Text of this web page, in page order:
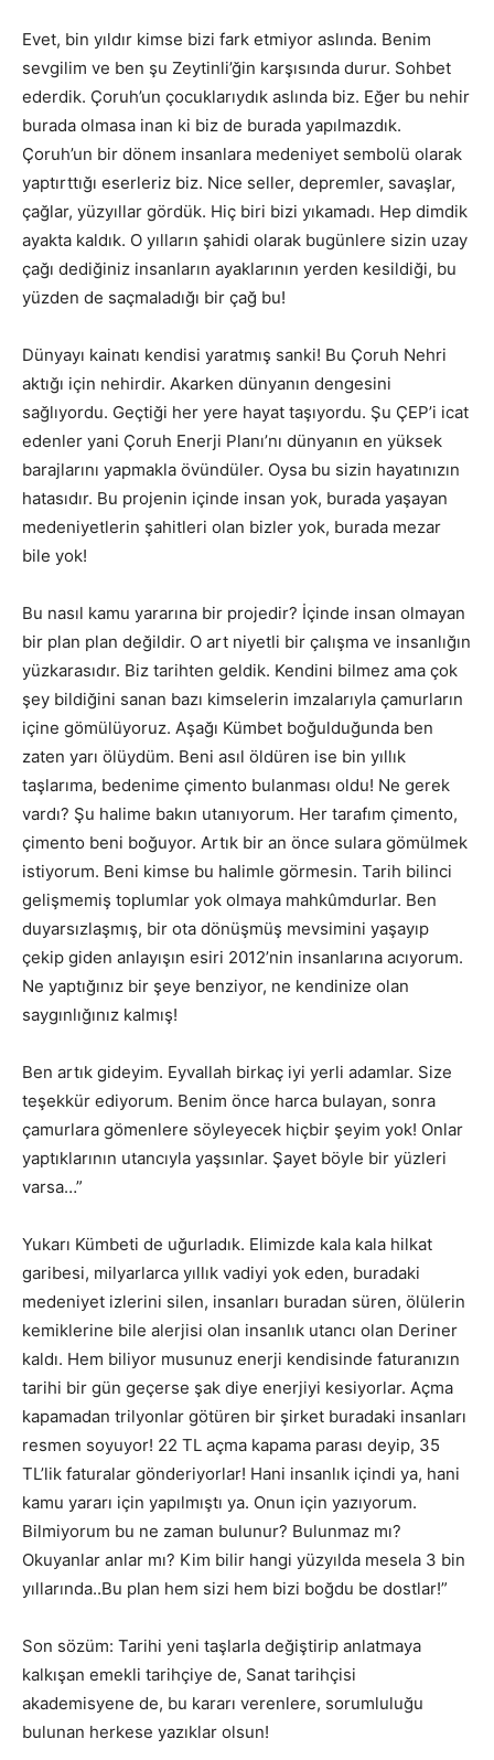
Evet, bin yıldır kimse bizi fark etmiyor aslında. Benim
sevgilim ve ben şu Zeytinli’ğin karşısında durur. Sohbet
ederdik. Çoruh’un çocuklarıydık aslında biz. Eğer bu nehir
burada olmasa inan ki biz de burada yapılmazdık.
Çoruh’un bir dönem insanlara medeniyet sembolü olarak
yaptırttığı eserleriz biz. Nice seller, depremler, savaşlar,
çağlar, yüzyıllar gördük. Hiç biri bizi yıkamadı. Hep dimdik
ayakta kaldık. O yılların şahidi olarak bugünlere sizin uzay
çağı dediğiniz insanların ayaklarının yerden kesildiği, bu
yüzden de saçmaladığı bir çağ bu!
Dünyayı kainatı kendisi yaratmış sanki! Bu Çoruh Nehri
aktığı için nehirdir. Akarken dünyanın dengesini
sağlıyordu. Geçtiği her yere hayat taşıyordu. Şu ÇEP’i icat
edenler yani Çoruh Enerji Planı’nı dünyanın en yüksek
barajlarını yapmakla övündüler. Oysa bu sizin hayatınızın
hatasıdır. Bu projenin içinde insan yok, burada yaşayan
medeniyetlerin şahitleri olan bizler yok, burada mezar
bile yok!
Bu nasıl kamu yararına bir projedir? İçinde insan olmayan
bir plan plan değildir. O art niyetli bir çalışma ve insanlığın
yüzkarasıdır. Biz tarihten geldik. Kendini bilmez ama çok
şey bildiğini sanan bazı kimselerin imzalarıyla çamurların
içine gömülüyoruz. Aşağı Kümbet boğulduğunda ben
zaten yarı ölüydüm. Beni asıl öldüren ise bin yıllık
taşlarıma, bedenime çimento bulanması oldu! Ne gerek
vardı? Şu halime bakın utanıyorum. Her tarafım çimento,
çimento beni boğuyor. Artık bir an önce sulara gömülmek
istiyorum. Beni kimse bu halimle görmesin. Tarih bilinci
gelişmemiş toplumlar yok olmaya mahkûmdurlar. Ben
duyarsızlaşmış, bir ota dönüşmüş mevsimini yaşayıp
çekip giden anlayışın esiri 2012’nin insanlarına acıyorum.
Ne yaptığınız bir şeye benziyor, ne kendinize olan
saygınlığınız kalmış!
Ben artık gideyim. Eyvallah birkaç iyi yerli adamlar. Size
teşekkür ediyorum. Benim önce harca bulayan, sonra
çamurlara gömenlere söyleyecek hiçbir şeyim yok! Onlar
yaptıklarının utancıyla yaşsınlar. Şayet böyle bir yüzleri
varsa…”
Yukarı Kümbeti de uğurladık. Elimizde kala kala hilkat
garibesi, milyarlarca yıllık vadiyi yok eden, buradaki
medeniyet izlerini silen, insanları buradan süren, ölülerin
kemiklerine bile alerjisi olan insanlık utancı olan Deriner
kaldı. Hem biliyor musunuz enerji kendisinde faturanızın
tarihi bir gün geçerse şak diye enerjiyi kesiyorlar. Açma
kapamadan trilyonlar götüren bir şirket buradaki insanları
resmen soyuyor! 22 TL açma kapama parası deyip, 35
TL’lik faturalar gönderiyorlar! Hani insanlık içindi ya, hani
kamu yararı için yapılmıştı ya. Onun için yazıyorum.
Bilmiyorum bu ne zaman bulunur? Bulunmaz mı?
Okuyanlar anlar mı? Kim bilir hangi yüzyılda mesela 3 bin
yıllarında..Bu plan hem sizi hem bizi boğdu be dostlar!”
Son sözüm: Tarihi yeni taşlarla değiştirip anlatmaya
kalkışan emekli tarihçiye de, Sanat tarihçisi
akademisyene de, bu kararı verenlere, sorumluluğu
bulunan herkese yazıklar olsun!